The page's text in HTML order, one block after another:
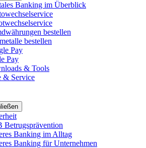
Banking im Überblick
bestellen
bestellen
Pay
Pay
& Tools
& Service
Betrugsprävention
Banking im Alltag
Banking für Unternehmen